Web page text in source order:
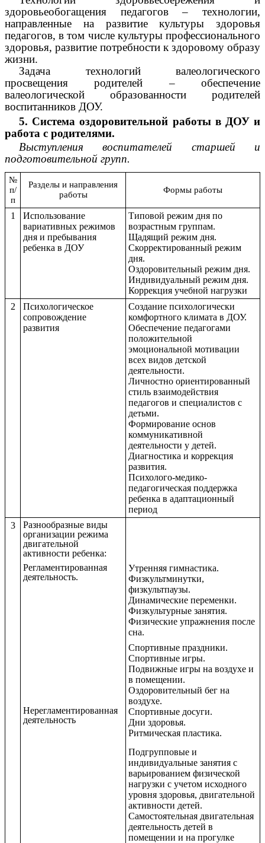
здоровьеобогащения педагогов – технологии,
направленные на развитие культуры здоровья
педагогов, в том числе культуры профессионального
здоровья, развитие потребности к здоровому образу
жизни.
Задача технологий валеологического
просвещения родителей – обеспечение
валеологической образованности родителей
воспитанников ДОУ.
5. Система оздоровительной работы в ДОУ и
работа с родителями.
Выступления воспитателей старшей и
подготовительной групп.
№
п/
п
Разделы и направления
работы
Формы работы
1
Использование
вариативных режимов
дня и пребывания
ребенка в ДОУ
Типовой режим дня по
возрастным группам.
Щадящий режим дня.
Скорректированный режим
дня.
Оздоровительный режим дня.
Индивидуальный режим дня.
Коррекция учебной нагрузки
2
Психологическое
сопровождение
развития
Создание психологически
комфортного климата в ДОУ.
Обеспечение педагогами
положительной
эмоциональной мотивации
всех видов детской
деятельности.
Личностно ориентированный
стиль взаимодействия
педагогов и специалистов с
детьми.
Формирование основ
коммуникативной
деятельности у детей.
Диагностика и коррекция
развития.
Психолого-медико-
педагогическая поддержка
ребенка в адаптационный
период
3
Разнообразные виды
организации режима
двигательной
активности ребенка:
Регламентированная
деятельность.
Утренняя гимнастика.
Физкультминутки,
физкультпаузы.
Динамические переменки.
Физкультурные занятия.
Физические упражнения после
сна.
Нерегламентированная
деятельность
Спортивные праздники.
Спортивные игры.
Подвижные игры на воздухе и
в помещении.
Оздоровительный бег на
воздухе.
Спортивные досуги.
Дни здоровья.
Ритмическая пластика.
Подгрупповые и
индивидуальные занятия с
варьированием физической
нагрузки с учетом исходного
уровня здоровья, двигательной
активности детей.
Самостоятельная двигательная
деятельность детей в
помещении и на прогулке